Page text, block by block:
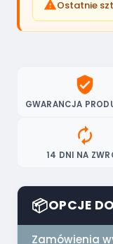
Ostatnie
verified_user
GWARANCJA
autorenew
14 DNI NA
📦OPCJE
Zamówienia